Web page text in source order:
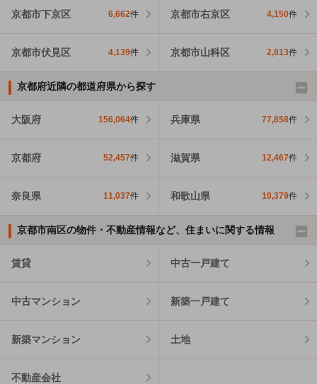
京都市下京区 6,662件 京都市右京区 4,150件
京都市伏見区 4,139件 京都市山科区 2,813件
京都府近隣の都道府県から探す
大阪府 156,064件 兵庫県 77,858件
京都府 52,457件 滋賀県 12,467件
奈良県 11,037件 和歌山県 10,379件
京都市南区の物件・不動産情報など、住まいに関する情報
賃貸 中古一戸建て
中古マンション 新築一戸建て
新築マンション 土地
不動産会社